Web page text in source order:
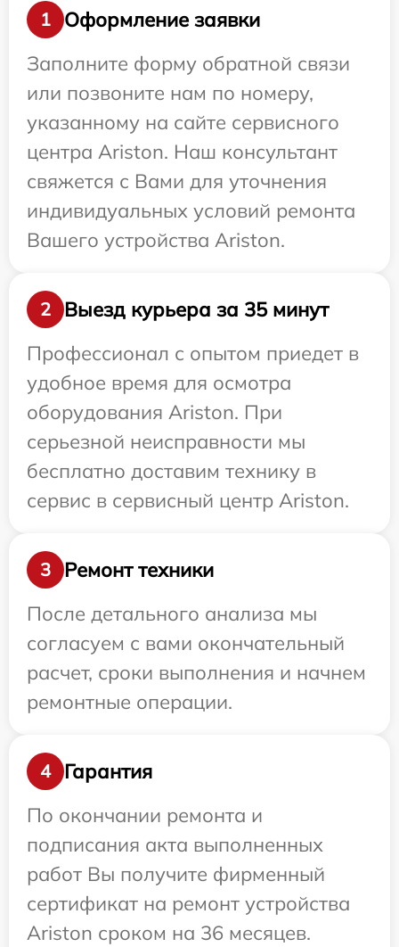
1
Оформление заявки
Заполните форму обратной связи
или позвоните нам по номеру,
указанному на сайте сервисного
центра Ariston. Наш консультант
свяжется с Вами для уточнения
индивидуальных условий ремонта
Вашего устройства Ariston.
2
Выезд курьера за 35 минут
Профессионал с опытом приедет в
удобное время для осмотра
оборудования Ariston. При
серьезной неисправности мы
бесплатно доставим технику в
сервис в сервисный центр Ariston.
3
Ремонт техники
После детального анализа мы
согласуем с вами окончательный
расчет, сроки выполнения и начнем
ремонтные операции.
4
Гарантия
По окончании ремонта и
подписания акта выполненных
работ Вы получите фирменный
сертификат на ремонт устройства
Ariston сроком на 36 месяцев.